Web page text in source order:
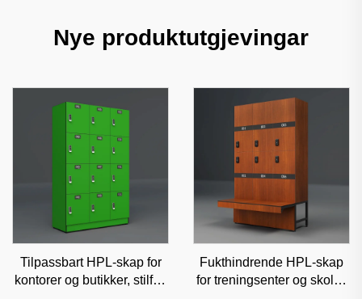
Nye produktutgjevingar
Tilpassbart HPL-skap for
kontorer og butikker, stilfull
Fukthindrende HPL-skap
for treningsenter og skoler,